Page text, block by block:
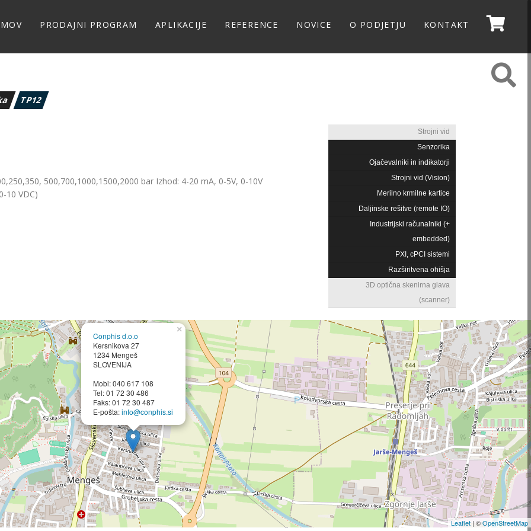
PRODAJNI PROGRAM APLIKACIJE REFERENCE NOVICE O PODJETJU KONTAKT
TP12
500,700,1000,1500,2000 bar Izhod: 4-20 mA, 0-5V, 0-10V
10 VDC)
Strojni vid
Senzorika
Ojačevalniki in indikatorji
Strojni vid (Vision)
Merilno krmilne kartice
Daljinske rešitve (remote IO)
Industrijski računalniki (+
embedded)
PXI, cPCI sistemi
Razširitvena ohišja
3D optična skenirna glava
(scanner)
Conphis d.o.o
Kersnikova 27
1234 Mengeš
SLOVENIJA
Mobi: 040 617 108
Tel: 01 72 30 486
Faks: 01 72 30 487
E-pošta:info@conphis.si
×
Leaflet | ©OpenStreetMap